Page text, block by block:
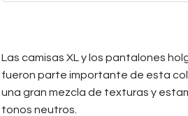
Las camisas XL y los pantalones
fueron parte importante de esta
una gran mezcla de texturas y
tonos neutros.